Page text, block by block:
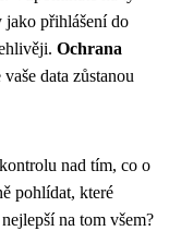
jako přihlášení do
Ochrana
data zůstanou
nad tím, co o
pohlídat, které
na tom všem?